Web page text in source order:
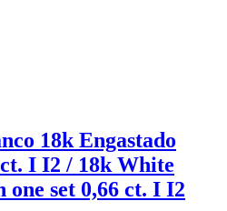
18k Engastado
I I2 / 18k White
set 0,66 ct. I I2